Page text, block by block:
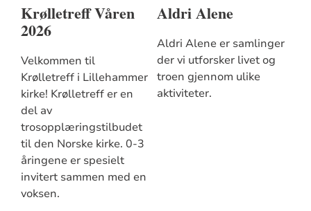
Krølletreff Våren
2026
Velkommen til
Krølletreff i Lillehammer
kirke! Krølletreff er en
del av
trosopplæringstilbudet
til den Norske kirke. 0-3
åringene er spesielt
invitert sammen med en
voksen.
Aldri Alene
Aldri Alene er samlinger
der vi utforsker livet og
troen gjennom ulike
aktiviteter.